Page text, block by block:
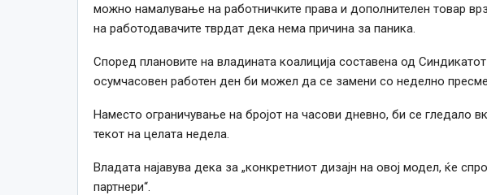
можно намалување на работничките права и дополнителен товар
на работодавачите тврдат дека нема причина за паника.
Според плановите на владината коалиција составена од
осумчасовен работен ден би можел да се замени со неделно
Наместо ограничување на бројот на часови дневно, би се гледало
текот на целата недела.
Владата најавува дека за „конкретниот дизајн на овој модел, ќе
партнери“.